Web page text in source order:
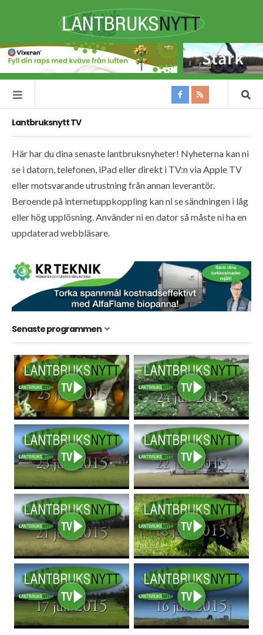
Lantbruksnytt TV
Här har du dina senaste lantbruksnyheter! Nyheterna kan ni
se i datorn, telefonen, iPad eller direkt i TV:n via Apple TV
eller motsvarande utrustning från annan leverantör.
Beroende på internetuppkoppling kan ni se sändningen i låg
eller hög upplösning. Använder ni en dator så måste ni ha en
uppdaterad webbläsare.
Senaste programmen